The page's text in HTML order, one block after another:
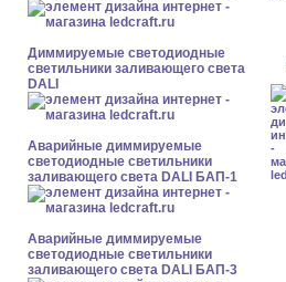
Диммируемые светодиодные
светильники заливающего света
DALI
Аварийные диммируемые
светодиодные светильники
заливающего света DALI БАП-1
Аварийные диммируемые
светодиодные светильники
заливающего света DALI БАП-3